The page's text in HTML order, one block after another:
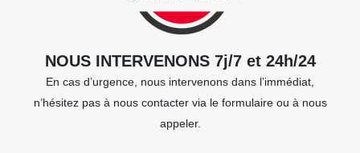
NOUS INTERVENONS 7j/7 et 24h/24
En cas d’urgence, nous intervenons dans l’immédiat,
n’hésitez pas à nous contacter via le formulaire ou à nous
appeler.